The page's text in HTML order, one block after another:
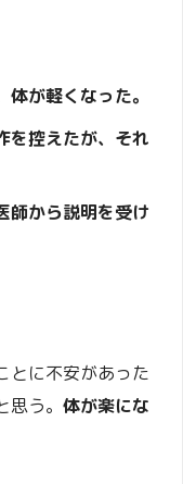
が軽くなった。
を控えたが、それ
師から説明を受け
とに不安があった
う。 体が楽にな